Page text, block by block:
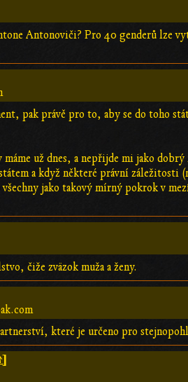
Antonoviči? Pro 40 genderů lze
pak právě pro to, aby se do toho
už dnes, a nepřijde mi jako
a když některé právní
jako takový mírný pokrok v
čiže zväzok muža a ženy.
které je určeno pro